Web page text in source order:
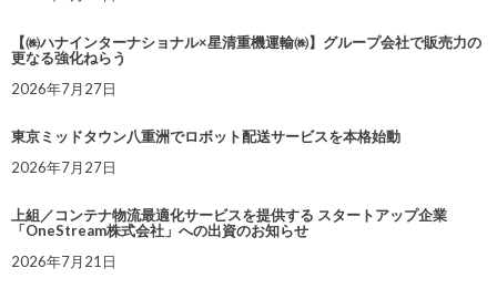
【㈱ハナインターナショナル×星清重機運輸㈱】グループ会社で販売力の
更なる強化ねらう
2026年7月27日
東京ミッドタウン八重洲でロボット配送サービスを本格始動
2026年7月27日
上組／コンテナ物流最適化サービスを提供する スタートアップ企業
「OneStream株式会社」への出資のお知らせ
2026年7月21日